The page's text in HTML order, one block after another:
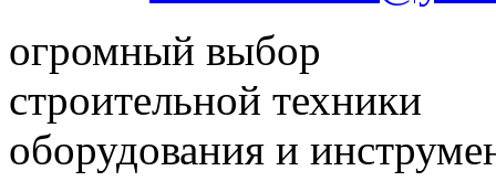
огромный выбор
строительной техники
оборудования и